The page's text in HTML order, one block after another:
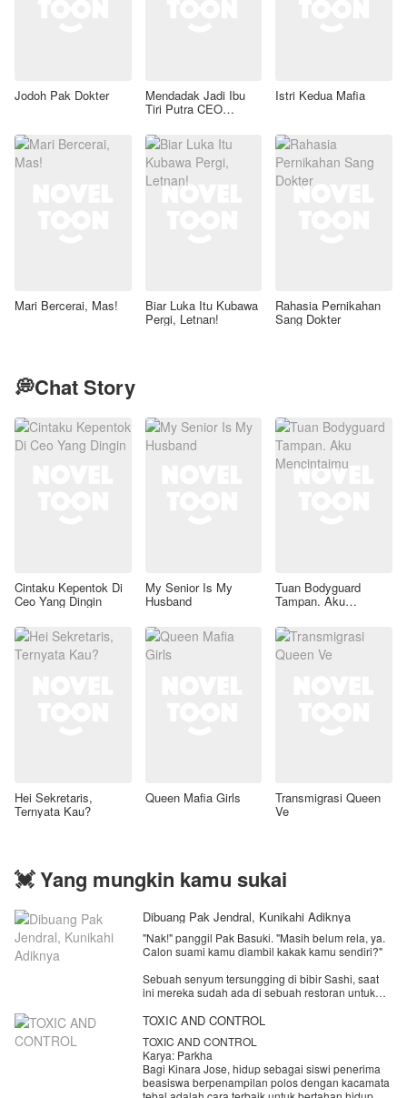
Jodoh Pak Dokter Mendadak Jadi Ibu
Tiri Putra CEO
Istri Kedua Mafia
Mari Bercerai, Mas! Biar Luka Itu Kubawa
Pergi, Letnan!
Rahasia Pernikahan
Sang Dokter
💭Chat Story
Cintaku Kepentok Di
Ceo Yang Dingin
My Senior Is My
Husband
Tuan Bodyguard
Tampan. Aku
Hei Sekretaris,
Ternyata Kau?
Queen Mafia Girls Transmigrasi Queen
Ve
💓 Yang mungkin kamu sukai
Dibuang Pak Jendral, Kunikahi Adiknya
"Nak!" panggil Pak Basuki. "Masih belum rela, ya.
Calon suami kamu diambil kakak kamu sendiri?"
Sebuah senyum tersungging di bibir Sashi, saat
ini mereka sudah ada di sebuah restoran untuk
sama cucu saya," kata sang kakek.
"Hah?" kaget Sashi. "Cucu? Maksudnya, Azka
cucu eyang, jadi, anaknya eyang pamannya Mas
TOXIC AND CONTROL
TOXIC AND CONTROL
Karya: Parkha
Bagi Kinara Jose, hidup sebagai siswi penerima
beasiswa berpenampilan polos dengan kacamata